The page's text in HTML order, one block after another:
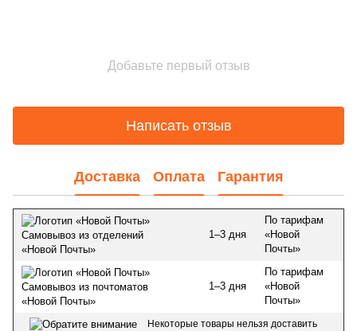
Добавьте первый отзыв
Написать отзыв
Доставка Оплата Гарантия
Самовывоз из отделений
«Новой Почты»
1–3 дня
По тарифам
«Новой
Почты»
Самовывоз из почтоматов
«Новой Почты»
1–3 дня
По тарифам
«Новой
Почты»
Некоторые товары нельзя доставить